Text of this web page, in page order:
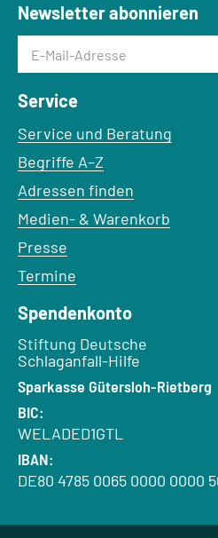
Newsletter abonnieren
E-Mail-Adresse
Service
Service und Beratung
Begriffe A–Z
Adressen finden
Medien- & Warenkorb
Presse
Termine
Spendenkonto
Empfänger:
Stiftung Deutsche
Schlaganfall-Hilfe
Bank:
Sparkasse Gütersloh-Rietberg
BIC:
WELADED1GTL
IBAN:
DE80 4785 0065 0000 0000